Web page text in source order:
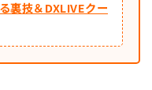
裏技＆DXLIVEクー